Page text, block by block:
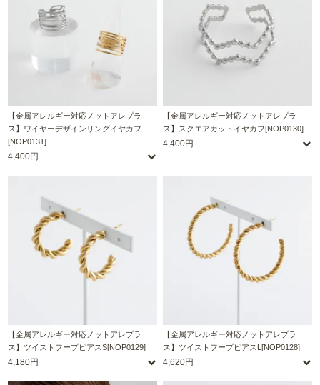
【金属アレルギー対応ノットアレプラ
ス】ワイヤーデザインリングイヤカフ
[NOP0131]
4,400円
【金属アレルギー対応ノットアレプラ
ス】スクエアカットイヤカフ[NOP0130]
4,400円
【金属アレルギー対応ノットアレプラ
ス】ツイストフープピアスS[NOP0129]
4,180円
【金属アレルギー対応ノットアレプラ
ス】ツイストフープピアスL[NOP0128]
4,620円